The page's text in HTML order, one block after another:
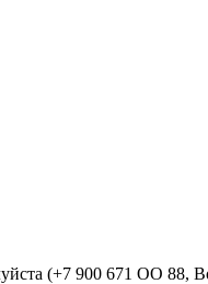
(+7 900 671 ОО 88,